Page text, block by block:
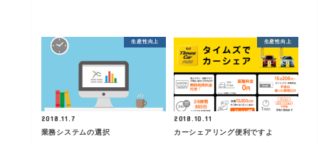
生産性向上
2018.11.7
業務システムの選択
生産性向上
2018.10.11
カーシェアリング便利ですよ